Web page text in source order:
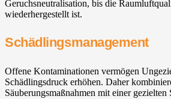
Geruchsneutralisation, bis die
wiederhergestellt ist.
Schädlingsmanagement
Offene Kontaminationen vermögen
Schädlingsdruck erhöhen. Daher
Säuberungsmaßnahmen mit einer